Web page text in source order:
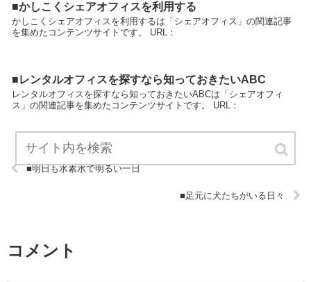
■かしこくシェアオフィスを利用する
かしこくシェアオフィスを利用するは「シェアオフィス」の関連記事
を集めたコンテンツサイトです。 URL：
■レンタルオフィスを探すなら知っておきたいABC
レンタルオフィスを探すなら知っておきたいABCは「シェアオフィ
ス」の関連記事を集めたコンテンツサイトです。 URL：
■明日も水素水で明るい一日
■足元に犬たちがいる日々
コメント